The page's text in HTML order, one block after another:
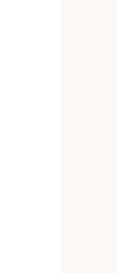
выбора, про